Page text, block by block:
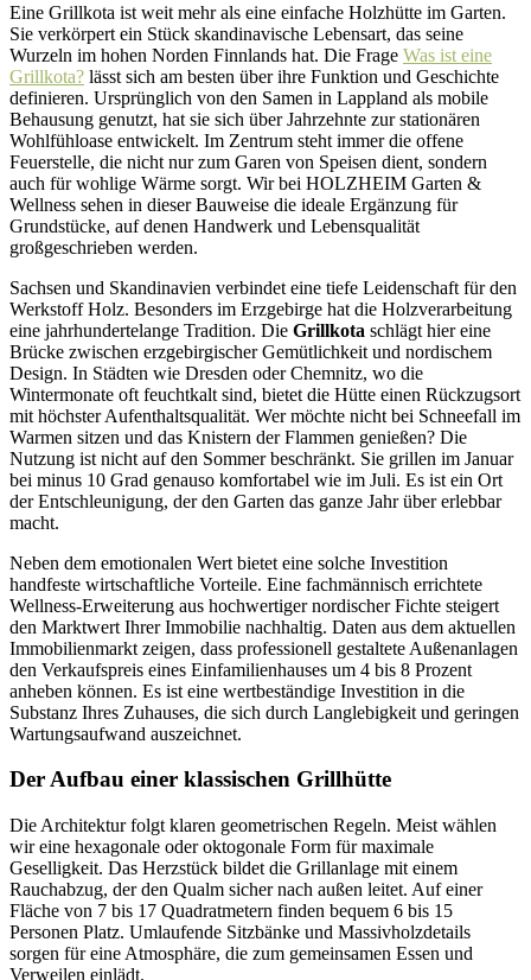
Eine Grillkota ist weit mehr als eine einfache Holzhütte im Garten.
Sie verkörpert ein Stück skandinavische Lebensart, das seine
Wurzeln im hohen Norden Finnlands hat. Die Frage Was ist eine
Grillkota? lässt sich am besten über ihre Funktion und Geschichte
definieren. Ursprünglich von den Samen in Lappland als mobile
Behausung genutzt, hat sie sich über Jahrzehnte zur stationären
Wohlfühloase entwickelt. Im Zentrum steht immer die offene
Feuerstelle, die nicht nur zum Garen von Speisen dient, sondern
auch für wohlige Wärme sorgt. Wir bei HOLZHEIM Garten &
Wellness sehen in dieser Bauweise die ideale Ergänzung für
Grundstücke, auf denen Handwerk und Lebensqualität
großgeschrieben werden.
Sachsen und Skandinavien verbindet eine tiefe Leidenschaft für den
Werkstoff Holz. Besonders im Erzgebirge hat die Holzverarbeitung
eine jahrhundertelange Tradition. Die Grillkota schlägt hier eine
Brücke zwischen erzgebirgischer Gemütlichkeit und nordischem
Design. In Städten wie Dresden oder Chemnitz, wo die
Wintermonate oft feuchtkalt sind, bietet die Hütte einen Rückzugsort
mit höchster Aufenthaltsqualität. Wer möchte nicht bei Schneefall im
Warmen sitzen und das Knistern der Flammen genießen? Die
Nutzung ist nicht auf den Sommer beschränkt. Sie grillen im Januar
bei minus 10 Grad genauso komfortabel wie im Juli. Es ist ein Ort
der Entschleunigung, der den Garten das ganze Jahr über erlebbar
macht.
Neben dem emotionalen Wert bietet eine solche Investition
handfeste wirtschaftliche Vorteile. Eine fachmännisch errichtete
Wellness-Erweiterung aus hochwertiger nordischer Fichte steigert
den Marktwert Ihrer Immobilie nachhaltig. Daten aus dem aktuellen
Immobilienmarkt zeigen, dass professionell gestaltete Außenanlagen
den Verkaufspreis eines Einfamilienhauses um 4 bis 8 Prozent
anheben können. Es ist eine wertbeständige Investition in die
Substanz Ihres Zuhauses, die sich durch Langlebigkeit und geringen
Wartungsaufwand auszeichnet.
Der Aufbau einer klassischen Grillhütte
Die Architektur folgt klaren geometrischen Regeln. Meist wählen
wir eine hexagonale oder oktogonale Form für maximale
Geselligkeit. Das Herzstück bildet die Grillanlage mit einem
Rauchabzug, der den Qualm sicher nach außen leitet. Auf einer
Fläche von 7 bis 17 Quadratmetern finden bequem 6 bis 15
Personen Platz. Umlaufende Sitzbänke und Massivholzdetails
sorgen für eine Atmosphäre, die zum gemeinsamen Essen und
Verweilen einlädt.